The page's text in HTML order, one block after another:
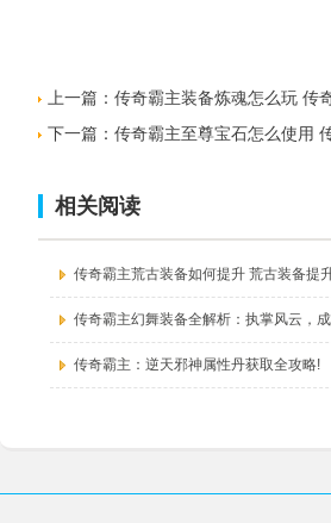
上一篇： 传奇霸主装备炼魂怎么玩 传
下一篇： 传奇霸主至尊宝石怎么使用
相关阅读
传奇霸主荒古装备如何提升 荒古装备提
传奇霸主幻舞装备全解析：执掌风云，成
传奇霸主：逆天邪神属性丹获取全攻略!